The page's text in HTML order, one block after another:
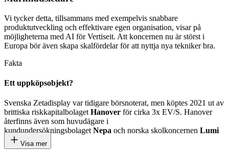
Vi tycker detta, tillsammans med exempelvis snabbare
produktutveckling och effektivare egen organisation, visar på
möjligheterna med AI för Vertiseit. Att koncernen nu är störst i
Europa bör även skapa skalfördelar för att nyttja nya tekniker bra.
Fakta
Ett uppköpsobjekt?
Svenska Zetadisplay var tidigare börsnoterat, men köptes 2021 ut av
brittiska riskkapitalbolaget Hanover för cirka 3x EV/S. Hanover
återfinns även som huvudägare i
kundundersökningsbolaget Nepa och norska skolkoncernen Lumi
GruppenVisa mer